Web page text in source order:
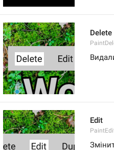
Delete
Edit